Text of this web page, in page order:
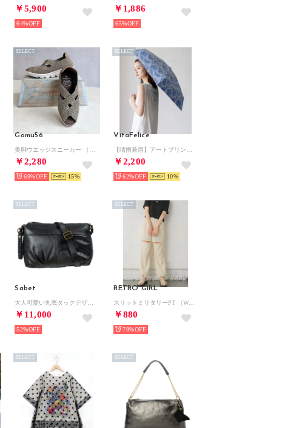
￥5,900
64%
￥1,886
65%
Gomu56
￥2,280
SELECT
69% 15
VitaFelice
￥2,200
SELECT
62% 10
Sabet
￥11,000
SELECT
52%
RETRO GIRL
￥880
SELECT
79%
SELECT SELECT